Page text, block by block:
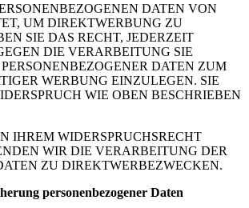
DATEN VON
UM DIREKTWERBUNG ZU
SIE DAS RECHT, JEDERZEIT
DIE VERARBEITUNG SIE
DATEN ZUM
WERBUNG EINZULEGEN. SIE
WIE OBEN BESCHRIEBEN
IHREM WIDERSPRUCHSRECHT
WIR DIE VERARBEITUNG DER
ZU DIREKTWERBEZWECKEN.
personenbezogener Daten